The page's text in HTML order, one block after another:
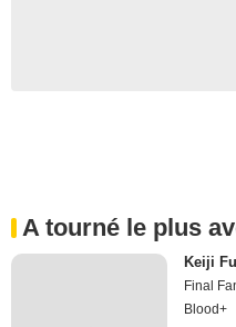
A tourné le plus
Keiji
Final
Blood+